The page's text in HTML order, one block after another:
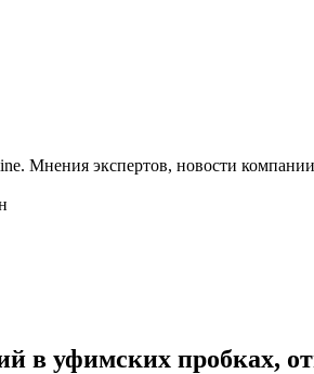
Мнения экспертов, новости
в уфимских пробках,